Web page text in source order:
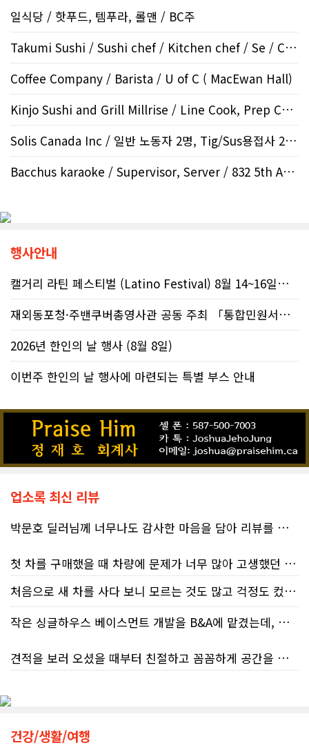
일식당 / 핫푸드, 템푸라, 롤맨 / BC주
Takumi Sushi / Sushi chef / Kitchen chef / Se / Crowfo..
Coffee Company / Barista / U of C ( MacEwan Hall)
Kinjo Sushi and Grill Millrise / Line Cook, Prep Cook /..
Solis Canada Inc / 일반 노동자 2명, Tig/Sus용접사 2 명,..
Bacchus karaoke / Supervisor, Server / 832 5th AVE S..
행사안내
캘거리 라틴 페스티벌 (Latino Festival) 8월 14~16일까지
재외동포청·주밴쿠버총영사관 공동 주최 「통합민원서비스 온라인 화상상담회..
2026년 한인의 날 행사 (8월 8일)
이번주 한인의 날 행사에 마련되는 특별 부스 안내
업소록 최신 리뷰
박문호 딜러님께 너무나도 감사한 마음을 담아 리뷰를 남깁니다.
첫 차를 구매했을 때 차량에 문제가 너무 많아 고생했던 경험이 있어서, 이번에는 정말 신중하게 고민하고 꼼꼼하게 알아본 후 차를 구매하고 싶었습니다. 그러던 중 사우스포인트의 박문호 딜러님을 만나면서 그동안의 고민이 모두 해결되었습니다.
처음 차량을 선택하는 과정부터 저에게 맞는 차량을 추천해 주셨고, 그 차량의 장단점과 다양한 기능까지 하나하나 자세하게 설명해 주셔서 큰 도움이 되었습니다. 원래는 새 차를 받기까지 4~5개월 정도 기다려야 한다고 들었는데, 딜러님의 노력 덕분에 한 달 만에 차량을 받을 수 있었습니다.
차량을 인수하는 날에도 시간이 오래 걸렸음에도 불구하고 모든 기능을 하나씩 직접 설명해 주시고, 앞으로 차량을 관리하면서 꼭 확인해야 할 부분과 유용한 팁까지 꼼꼼하게 알려주셨습니다. 차에 대해 잘 모르는 저에게는 정말 큰 도움이 되었습니다.
그동안 만났던 딜러분들은 차량을 판매하는 데 집중하시는 경우가 많았는데, 박문호 딜러님은 고객의 입장에서 무엇이 가장 좋은 선택인지 먼저 생각해 주셨습니다. 마치 가족을 대하듯 작은 부분까지 세심하게 챙겨 주시는 모습에 큰 감동을 받았습니다.
좋은 차를 구매할 수 있도록 끝까지 최선을 다해 주시고, 늘 친절하고 세심하게 도와주신 박문호 딜러님께 진심으로 감사드립니다. 주변에 차량 구매를 고민하는 분이 있다면 자신 있게 추천드리고 싶은 최고의 딜러님입니다.
처음으로 새 차를 사다 보니 모르는 것도 많고 걱정도 컸는데 박문호 딜러님 덕분에 전 과정이 너무나 편안하고 만족스러웠습니다! 상담하는 내내 꼼꼼하게 설명해 주신 것은 물론, 복잡한 서류 절차와 차량 옵션 체크까지 세심하게 챙겨주셔서 마음이 정말 든든했습니다. 차량 출고 날에도 긴 시간 할애해 가며 기능을 친절하게 하나하나 설명해 주셔서 큰 도움이 되었는데요, 특히 정비사 출신이셔서 그런지 디테일한 부분까지 전문적으로 말씀해 주셔서 신뢰가 팍팍 갔습니다 ?? 다른분 리뷰에도 있지만 마지막에 "진짜 서비스는 이제부터 시작"이라는 진심어린 말씀에는 깊은 감동을 받았습니다. 앞으로 주변에 차 구매하려는 분이 있다면 무조건 박문호 딜러님 강력 추천입니다! 신경 써주셔서 진심으로 감사드리며, 늘 건강하시고 번창하시길 바랍니다 :)
작은 싱글하우스 베이스먼트 개발을 B&A에 맡겼는데, 처음부터 끝까지 정말 만족스러운 경험이었습니다.
견적을 보러 오셨을 때부터 친절하고 꼼꼼하게 공간을 확인해 주셨고, 여러 옵션이 포함된 견적 금액도 다른 업체들과 비교했을 때 매우 합리적이었습니다.
공사가 끝난 후에는 마무리 점검까지 꼼꼼하게 진행해 주시는 모습에서 전문성과 책임감을 느낄 수 있었습니다.
건강/생활/여행